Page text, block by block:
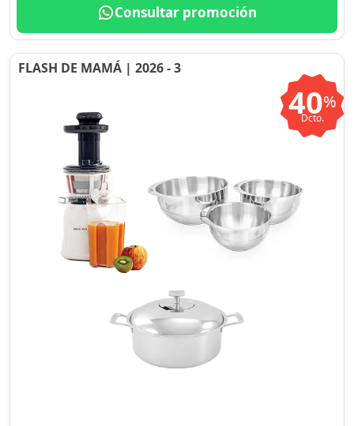
Consultar promoción
FLASH DE MAMÁ | 2026 - 3
40%
Dcto.